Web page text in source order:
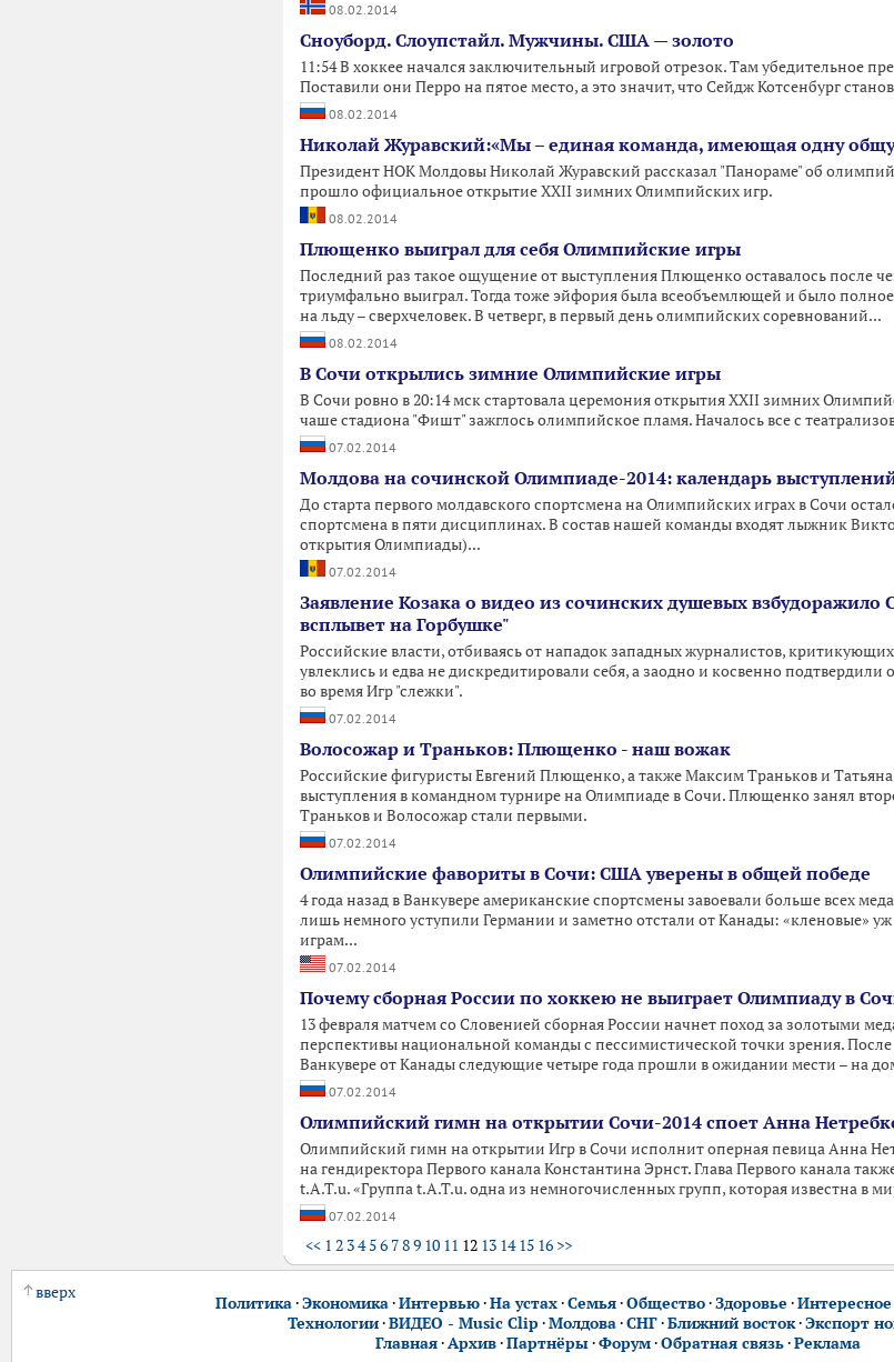
08.02.2014
Сноуборд. Слоупстайл. Мужчины. США — золото
11:54 В хоккее начался заключительный игровой отрезок. Там убедительное
Поставили они Перро на пятое место, а это значит, что Сейдж Котсенбург
08.02.2014
Николай Журавский:«Мы – единая команда, имеющая одну
Президент НОК Молдовы Николай Журавский рассказал "Панораме" об
прошло официальное открытие XXII зимних Олимпийских игр.
08.02.2014
Плющенко выиграл для себя Олимпийские игры
Последний раз такое ощущение от выступления Плющенко оставалось после
триумфально выиграл. Тогда тоже эйфория была всеобъемлющей и было
на льду – сверхчеловек. В четверг, в первый день олимпийских соревнований...
08.02.2014
В Сочи открылись зимние Олимпийские игры
В Сочи ровно в 20:14 мск стартовала церемония открытия XXII зимних
чаше стадиона "Фишт" зажглось олимпийское пламя. Началось все с
07.02.2014
Молдова на сочинской Олимпиаде-2014: календарь
До старта первого молдавского спортсмена на Олимпийских играх в Сочи
спортсмена в пяти дисциплинах. В состав нашей команды входят лыжник
открытия Олимпиады)...
07.02.2014
Заявление Козака о видео из сочинских душевых взбудоражило
всплывет на Горбушке"
Российские власти, отбиваясь от нападок западных журналистов,
увлеклись и едва не дискредитировали себя, а заодно и косвенно
во время Игр "слежки".
07.02.2014
Волосожар и Траньков: Плющенко - наш вожак
Российские фигуристы Евгений Плющенко, а также Максим Траньков и
выступления в командном турнире на Олимпиаде в Сочи. Плющенко занял
Траньков и Волосожар стали первыми.
07.02.2014
Олимпийские фавориты в Сочи: США уверены в общей победе
4 года назад в Ванкувере американские спортсмены завоевали больше всех
лишь немного уступили Германии и заметно отстали от Канады: «кленовые»
играм...
07.02.2014
Почему сборная России по хоккею не выиграет Олимпиаду в
13 февраля матчем со Словенией сборная России начнет поход за золотыми
перспективы национальной команды с пессимистической точки зрения.
Ванкувере от Канады следующие четыре года прошли в ожидании мести – на
07.02.2014
Олимпийский гимн на открытии Сочи-2014 споет Анна
Олимпийский гимн на открытии Игр в Сочи исполнит оперная певица Анна
на гендиректора Первого канала Константина Эрнст. Глава Первого канала
t.A.T.u. «Группа t.A.T.u. одна из немногочисленных групп, которая известна в
07.02.2014
<< 1 2 34 56 789 10 11 12 13 14 15 16 >>
вверх
Политика·Экономика·Интервью·На устах·Семья·Общество·Здоровье ·Интересное
Технологии·ВИДЕО - Music Clip ·Молдова·СНГ·Ближний восток·Экспорт
Главная·Архив·Партнёры·Форум·Обратная связь·Реклама